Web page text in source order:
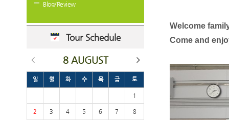
Blog/Review
Tour Schedule
8 AUGUST
일 월 화 수 목 금 토
1
2 3 4 5 6 7 8
Welcome
Come and